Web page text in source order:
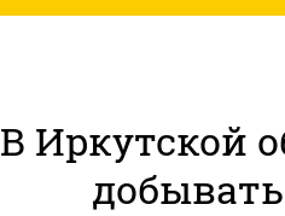
В Иркутской